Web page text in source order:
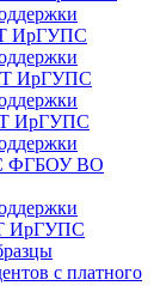
ИрГУПС
ИрГУПС
ИрГУПС
ФГБОУ ВО
ИрГУПС
с платного